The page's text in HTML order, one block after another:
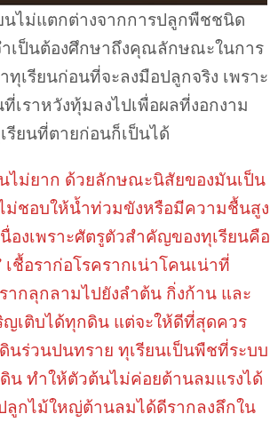
นไม่แตกต่างจากการปลูกพืชชนิด
ำเป็นต้องศึกษาถึงคุณลักษณะในการ
ทุเรียนก่อนที่จะลงมือปลูกจริง เพราะ
เราหวังทุ้มลงไปเพื่อผลที่งอกงาม
รียนที่ตายก่อนก็เป็นได้
ไม่ยาก ด้วยลักษณะนิสัยของมันเป็น
ชอบให้น้ำท่วมขังหรือมีความชื้นสูง
องเพราะศัตรูตัวสำคัญของทุเรียนคือ
เชื้อราก่อโรครากเน่าโคนเน่าที่
ากลุกลามไปยังลำต้น กิ่งก้าน และ
ญเติบได้ทุกดิน แต่จะให้ดีที่สุดควร
นร่วนปนทราย ทุเรียนเป็นพืชที่ระบบ
น ทำให้ตัวต้นไม่ค่อยต้านลมแรงได้
ลูกไม้ใหญ่ต้านลมได้ดีรากลงลึกใน